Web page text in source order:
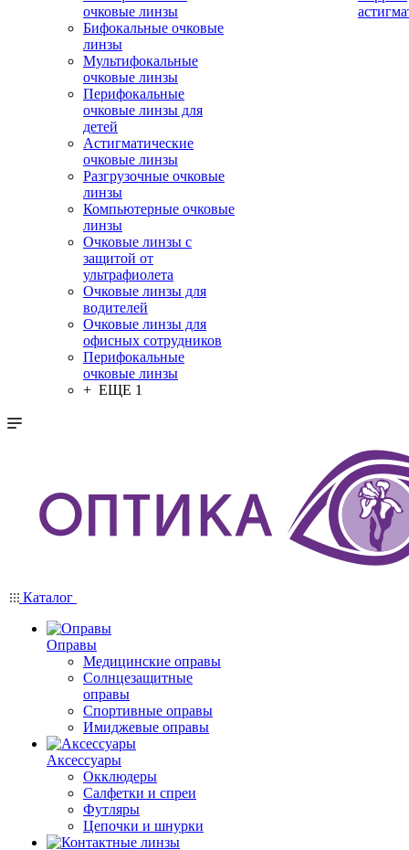
очковые линзы
Бифокальные очковые
линзы
Мультифокальные
очковые линзы
Перифокальные
очковые линзы для
детей
Астигматические
очковые линзы
Разгрузочные очковые
линзы
Компьютерные очковые
линзы
Очковые линзы с
защитой от
ультрафиолета
Очковые линзы для
водителей
Очковые линзы для
офисных сотрудников
Перифокальные
очковые линзы
+ ЕЩЕ 1
Каталог
Оправы
Медицинские оправы
Солнцезащитные
оправы
Спортивные оправы
Имиджевые оправы
Аксессуары
Окклюдеры
Салфетки и спреи
Футляры
Цепочки и шнурки